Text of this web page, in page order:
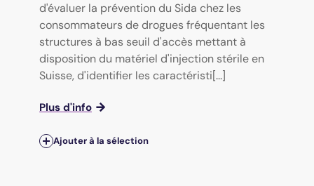
d'évaluer la prévention du Sida chez les
consommateurs de drogues fréquentant les
structures à bas seuil d'accès mettant à
disposition du matériel d'injection stérile en
Suisse, d'identifier les caractéristi[...]
Plus d'info
Ajouter à la sélection